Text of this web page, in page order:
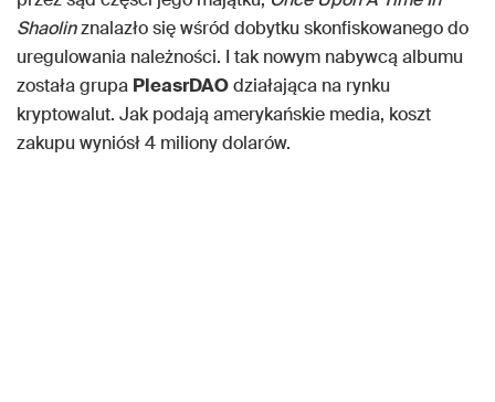
Shaolinznalazło się wśród dobytku skonfiskowanego do
uregulowania należności. I tak nowym nabywcą albumu
została grupa PleasrDAOdziałająca na rynku
kryptowalut. Jak podają amerykańskie media, koszt
zakupu wyniósł 4 miliony dolarów.